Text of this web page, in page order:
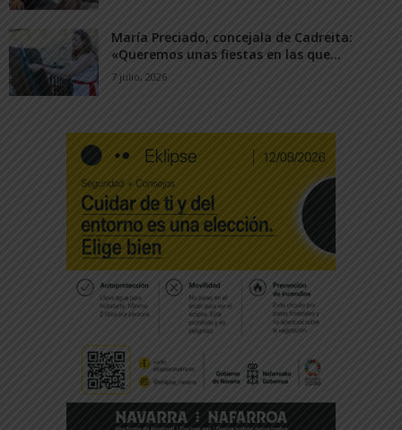
María Preciado, concejala de Cadreita:
«Queremos unas fiestas en las que...
7 julio, 2026